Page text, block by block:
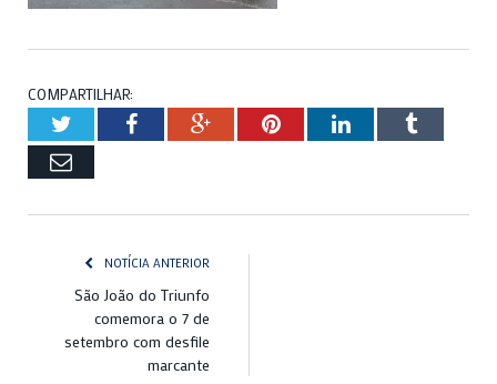
COMPARTILHAR:
TwitterFacebookGoogle+PinterestLinkedInTumblr
Email
NOTÍCIA ANTERIOR
São João do Triunfo
comemora o 7 de
setembro com desfile
marcante